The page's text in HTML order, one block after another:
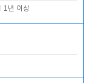
1년 이상